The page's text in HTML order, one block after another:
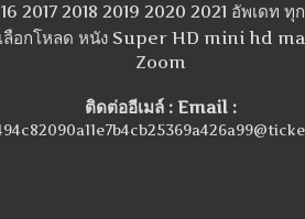
2017 2018 2019 2020 2021 อัพเดท ทุ
ลือกโหลด หนัง Super HD mini hd
Zoom
ติดต่ออีเมล์ : Email :